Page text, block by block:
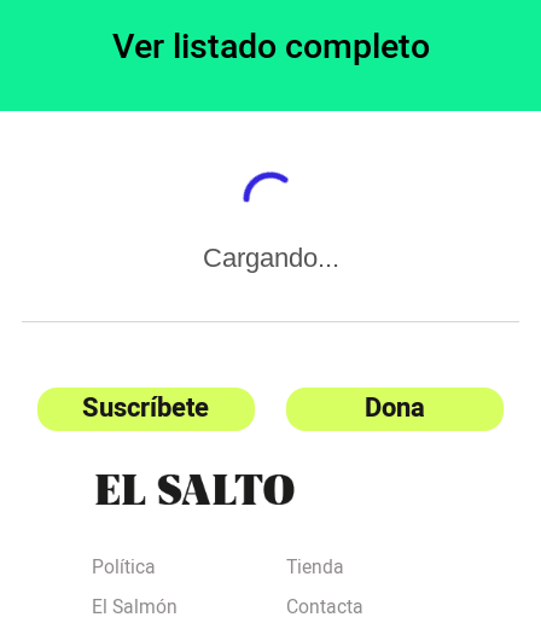
Ver listado completo
Cargando...
Suscríbete Dona
Política
El Salmón
Tienda
Contacta